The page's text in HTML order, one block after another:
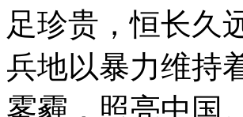
足珍贵，恒长久
兵地以暴力维持
雾霾，照亮中国。